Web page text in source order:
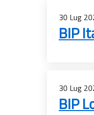
30 Lug
BIP
30 Lug
BIP